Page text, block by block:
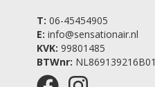
T: 06-45454905
E: info@sensationair.nl
KVK: 99801485
BTWnr: NL869139216B01